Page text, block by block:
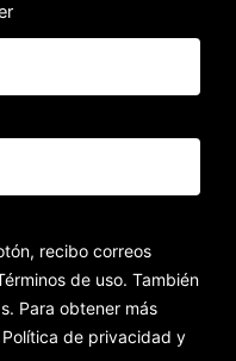
recibo correos
de uso. También
Para obtener más
de privacidad y